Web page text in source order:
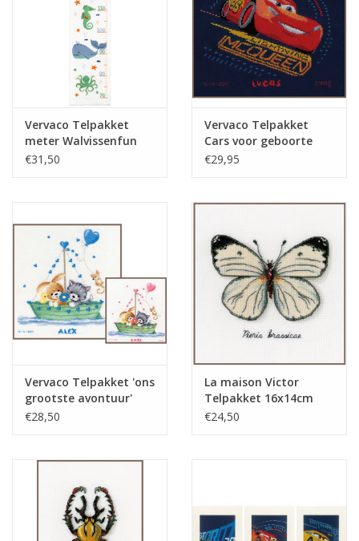
Breien en haken
Sale / Coupons
Cadeaubonnen
Guy's blog
Loyalty
Vervaco Telpakket
meter Walvissenfun
€31,50
Vervaco Telpakket
Cars voor geboorte
€29,95
Vervaco Telpakket 'ons
grootste avontuur'
€28,50
La maison Victor
Telpakket 16x14cm
Witte vlinder
€24,50